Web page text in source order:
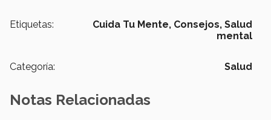
Etiquetas: Cuida Tu Mente, Consejos, Salud
mental
Categoría: Salud
Notas Relacionadas